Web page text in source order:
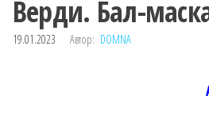
Верди. Бал-
19.01.2023 Автор: DOMNA